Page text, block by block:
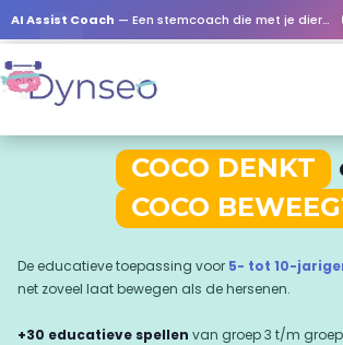
AI Assist Coach — Een stemcoach die met je dierbaren speelt
COCO DENKT
COCO
De educatieve toepassing voor 5- tot 10-
net zoveel laat bewegen als de hersenen.
+30 educatieve spellen van groep 3 t/m